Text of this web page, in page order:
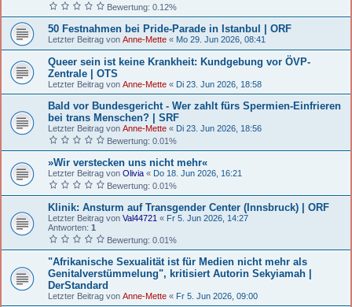
Bewertung: 0.12%
50 Festnahmen bei Pride-Parade in Istanbul | ORF
Letzter Beitrag von Anne-Mette « Mo 29. Jun 2026, 08:41
Queer sein ist keine Krankheit: Kundgebung vor ÖVP-
Zentrale | OTS
Letzter Beitrag von Anne-Mette « Di 23. Jun 2026, 18:58
Bald vor Bundesgericht - Wer zahlt fürs Spermien-Einfrieren
bei trans Menschen? | SRF
Letzter Beitrag von Anne-Mette « Di 23. Jun 2026, 18:56
Bewertung: 0.01%
»Wir verstecken uns nicht mehr«
Letzter Beitrag von Olivia « Do 18. Jun 2026, 16:21
Bewertung: 0.01%
Klinik: Ansturm auf Transgender Center (Innsbruck) | ORF
Letzter Beitrag von Val44721 « Fr 5. Jun 2026, 14:27
Antworten: 1
Bewertung: 0.01%
"Afrikanische Sexualität ist für Medien nicht mehr als
Genitalverstümmelung", kritisiert Autorin Sekyiamah |
DerStandard
Letzter Beitrag von Anne-Mette « Fr 5. Jun 2026, 09:00